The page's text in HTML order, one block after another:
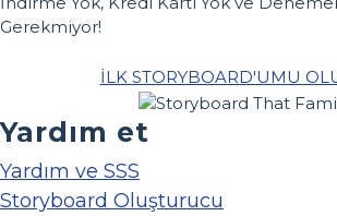
Gerekmiyor!
İLK STORYBOARD'UMU
Yardım et
Yardım ve SSS
Storyboard Oluşturucu